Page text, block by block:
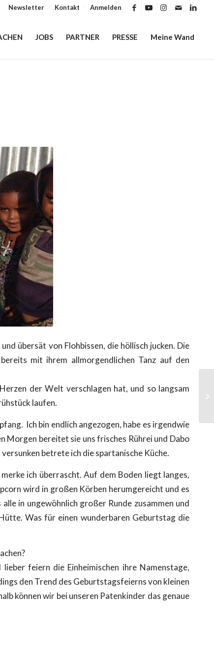
Newsletter Kontakt Anmelden
JOBS PARTNER PRESSE Meine Wand
übersät von Flohbissen, die höllisch jucken. Die
mit ihrem allmorgendlichen Tanz auf den
der Welt verschlagen hat, und so langsam
laufen.
Ich bin endlich angezogen, habe es irgendwie
Morgen bereitet sie uns frisches Rührei und Dabo
betrete ich die spartanische Küche.
ich überrascht. Auf dem Boden liegt langes,
wird in großen Körben herumgereicht und es
in ungewöhnlich großer Runde zusammen und
Was für einen wunderbaren Geburtstag die
feiern die Einheimischen ihre Namenstage,
den Trend des Geburtstagsfeierns von kleinen
können wir bei unseren Patenkinder das genaue